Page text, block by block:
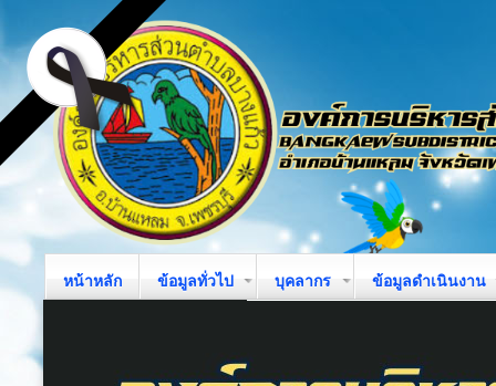
หน้าหลัก ข้อมูลทั่วไป บุคลากร ข้อมูลดำเนินงาน